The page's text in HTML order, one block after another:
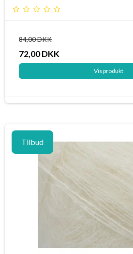
84,00 DKK
72,00 DKK
Vis produkt
Tilbud